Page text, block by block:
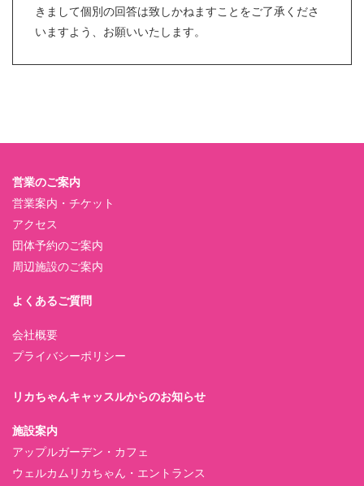
きまして個別の回答は致しかねますことをご了承くださ
いますよう、お願いいたします。
営業のご案内
営業案内・チケット
アクセス
団体予約のご案内
周辺施設のご案内
よくあるご質問
会社概要
プライバシーポリシー
リカちゃんキャッスルからのお知らせ
施設案内
アップルガーデン・カフェ
ウェルカムリカちゃん・エントランス